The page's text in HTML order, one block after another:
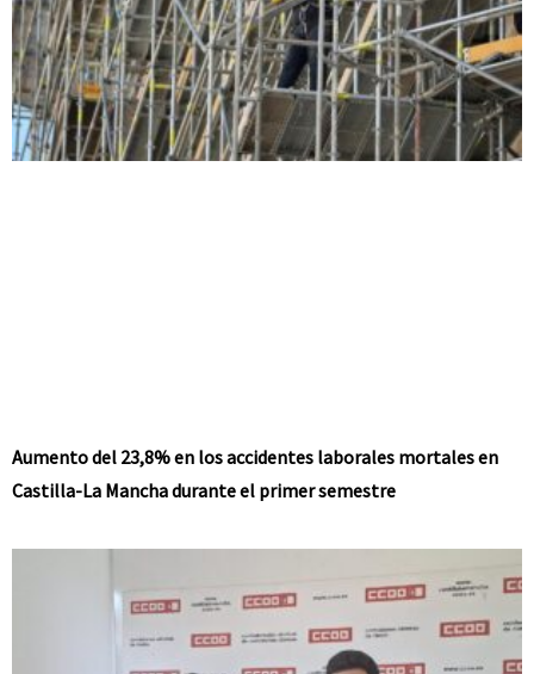
Aumento del 23,8% en los accidentes laborales mortales en
Castilla-La Mancha durante el primer semestre